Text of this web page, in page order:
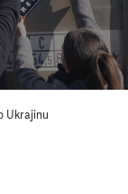
Ukrajinu